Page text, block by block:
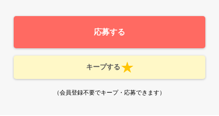
応募する
キープする
（会員登録不要でキープ・応募できます）